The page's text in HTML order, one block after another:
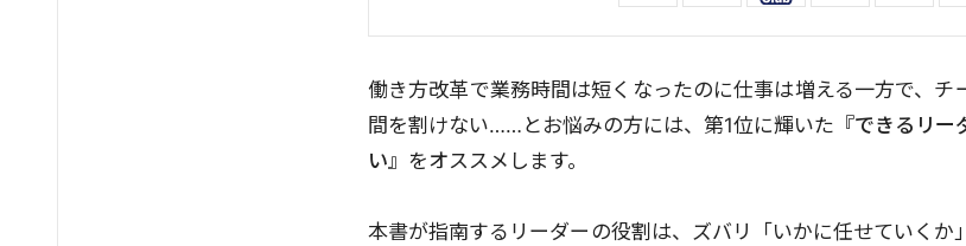
働き方改革で業務時間は短くなったのに仕事は増える一方で、チ
間を割けない……とお悩みの方には、第1位に輝いた 『できるリ
い』 をオススメします。
本書が指南するリーダーの役割は、ズバリ「いかに任せていくか